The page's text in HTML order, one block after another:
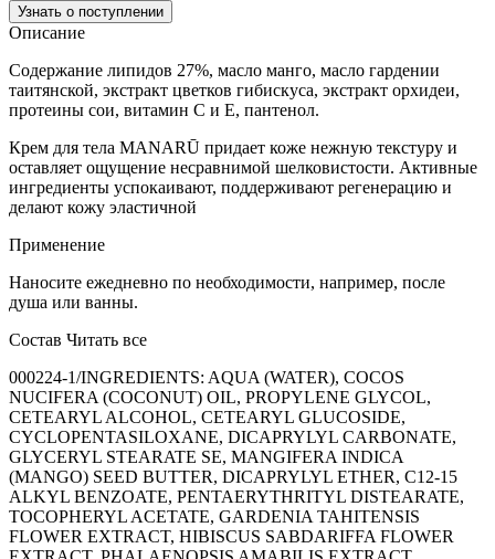
Узнать о поступлении
Описание
Содержание липидов 27%, масло манго, масло гардении
таитянской, экстракт цветков гибискуса, экстракт орхидеи,
протеины сои, витамин С и Е, пантенол.
Крем для тела MANARŪ придает коже нежную текстуру и
оставляет ощущение несравнимой шелковистости. Активные
ингредиенты успокаивают, поддерживают регенерацию и
делают кожу эластичной
Применение
Наносите ежедневно по необходимости, например, после
душа или ванны.
Состав Читать все
000224-1/INGREDIENTS: AQUA (WATER), COCOS
NUCIFERA (COCONUT) OIL, PROPYLENE GLYCOL,
CETEARYL ALCOHOL, CETEARYL GLUCOSIDE,
CYCLOPENTASILOXANE, DICAPRYLYL CARBONATE,
GLYCERYL STEARATE SE, MANGIFERA INDICA
(MANGO) SEED BUTTER, DICAPRYLYL ETHER, C12-15
ALKYL BENZOATE, PENTAERYTHRITYL DISTEARATE,
TOCOPHERYL ACETATE, GARDENIA TAHITENSIS
FLOWER EXTRACT, HIBISCUS SABDARIFFA FLOWER